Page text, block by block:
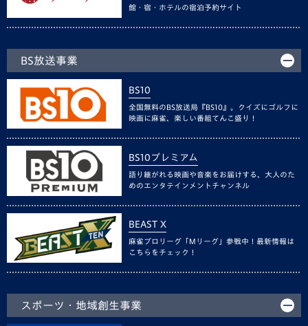
館・宿・ホテルの宿泊予約サイト
BS放送事業
BS10
全国無料のBS放送局『BS10』。クイズにゴルフに
映画に麻雀、楽しい番組てんこ盛り！
BS10プレミアム
語り継がれる映画や音楽をお届けする、大人のた
めのエンタテインメントチャンネル
BEAST X
麻雀プロリーグ「Mリーグ」参戦中！最新情報は
こちらをチェック！
スポーツ・地域創生事業